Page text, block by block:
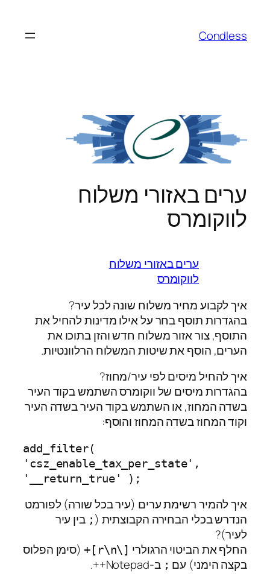
Condless
ערים באזורי משלוח
לווקומרס
ערים באזורי משלוח
לווקומרס
איך לקבוע מחיר משלוח שונה לכל עיר?
בהגדרות תוסף בחר על אילו מדינות להחיל את
התוסף, צור אזור משלוח חדש והזן בתוכו את
הערים, הוסף את שיטות המשלוח הרלוונטיות.
איך להחיל מיסים לפי עיר/מחוז?
בהגדרות מיסים של ווקומרס השתמש בקוד העיר
בשדה המחוז, או השתמש בקוד העיר בשדה העיר
וקוד המחוז בשדה המחוז והוסף:
add_filter(
'csz_enable_tax_per_state',
'__return_true' );
איך להמיר רשימת ערים (עיר בכל שורה) לפורמט
הנדרש בכלי הבחירה הקבוצתית ( ; בין עיר
לעיר)?
החלף את הביטוי הרגולרי [\r\n]+
(סימן הפלוס
בקצה הימני) עם ; ב-Notepad++.